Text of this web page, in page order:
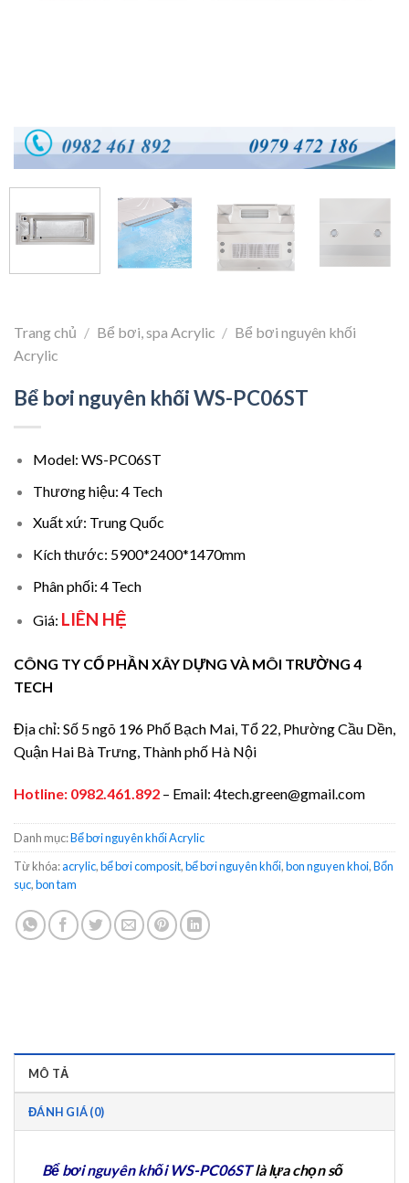
Trang chủ / Bể bơi, spa Acrylic / Bể bơi nguyên khối
Acrylic
Bể bơi nguyên khối WS-PC06ST
Model: WS-PC06ST
Thương hiệu: 4 Tech
Xuất xứ: Trung Quốc
Kích thước: 5900*2400*1470mm
Phân phối: 4 Tech
Giá: LIÊN HỆ
CÔNG TY CỔ PHẦN XÂY DỰNG VÀ MÔI TRƯỜNG 4
TECH
Địa chỉ: Số 5 ngõ 196 Phố Bạch Mai, Tổ 22, Phường Cầu Dền,
Quận Hai Bà Trưng, Thành phố Hà Nội
Hotline: 0982.461.892 – Email: 4tech.green@gmail.com
Danh mục:Bể bơi nguyên khối Acrylic
Từ khóa:acrylic,bể bơi composit,bể bơi nguyên khối,bon nguyen khoi,Bổn
sục,bon tam
MÔ TẢ
ĐÁNH GIÁ (0)
Bể bơi nguyên khối WS-PC06STlà lựa chọn số